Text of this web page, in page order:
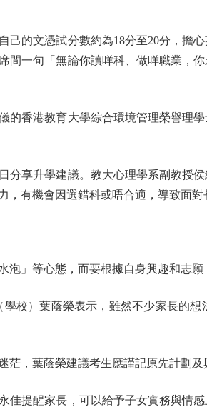
的文憑試分數約為18分至20分，擔
間一句「無論你讀咩科、做咩職業，
香港教育大學綜合環境管理榮譽理
享升學建議。教大心理學系副教授
有機會因選錯科或唔合適，導致面對
等心態，而要根據自身興趣和志願
）葉蔭榮表示，雖然不少家長的想
葉蔭榮建議考生應謹記原先計劃及
提醒家長，可以給予子女實務與情感